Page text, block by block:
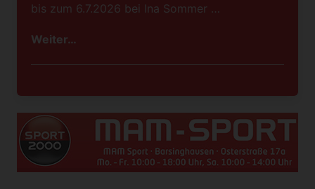
bis zum 6.7.2026 bei Ina Sommer …
Weiter…